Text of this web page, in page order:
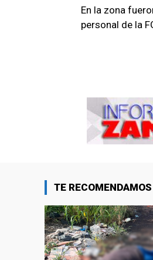
En la zona
personal de la
TE RECOMENDAMOS